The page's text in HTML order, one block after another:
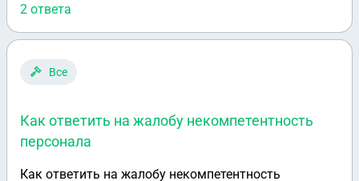
2 ответа
Все
Как ответить на жалобу некомпетентность
персонала
Как ответить на жалобу некомпетентность